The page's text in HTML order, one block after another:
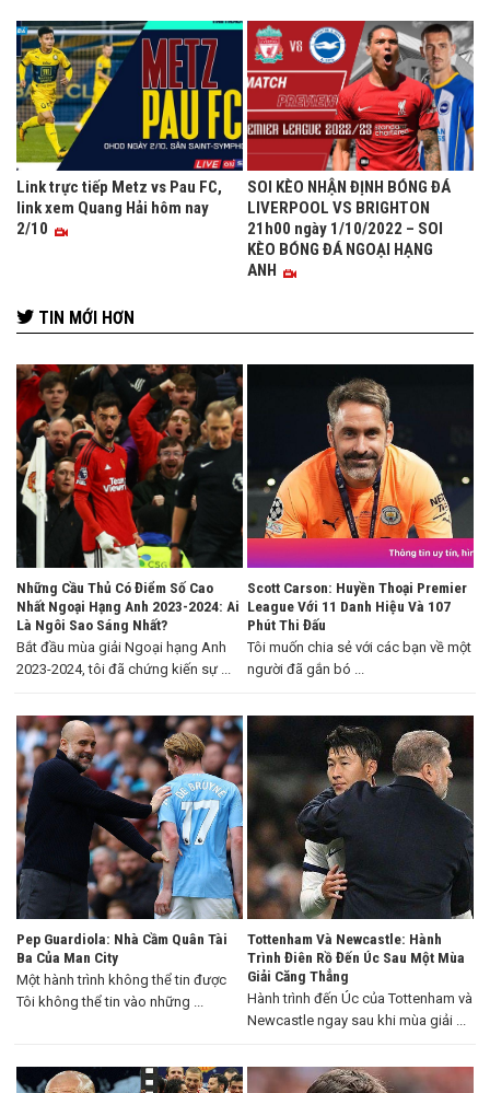
Link trực tiếp Metz vs Pau FC,
link xem Quang Hải hôm nay
2/10
SOI KÈO NHẬN ĐỊNH BÓNG ĐÁ
LIVERPOOL VS BRIGHTON
21h00 ngày 1/10/2022 – SOI
KÈO BÓNG ĐÁ NGOẠI HẠNG
ANH
TIN MỚI HƠN
Những Cầu Thủ Có Điểm Số Cao
Nhất Ngoại Hạng Anh 2023-2024: Ai
Là Ngôi Sao Sáng Nhất?
Bắt đầu mùa giải Ngoại hạng Anh
2023-2024, tôi đã chứng kiến sự ...
Scott Carson: Huyền Thoại Premier
League Với 11 Danh Hiệu Và 107
Phút Thi Đấu
Tôi muốn chia sẻ với các bạn về một
người đã gắn bó ...
Pep Guardiola: Nhà Cầm Quân Tài
Ba Của Man City
Một hành trình không thể tin được
Tôi không thể tin vào những ...
Tottenham Và Newcastle: Hành
Trình Điên Rồ Đến Úc Sau Một Mùa
Giải Căng Thẳng
Hành trình đến Úc của Tottenham và
Newcastle ngay sau khi mùa giải ...